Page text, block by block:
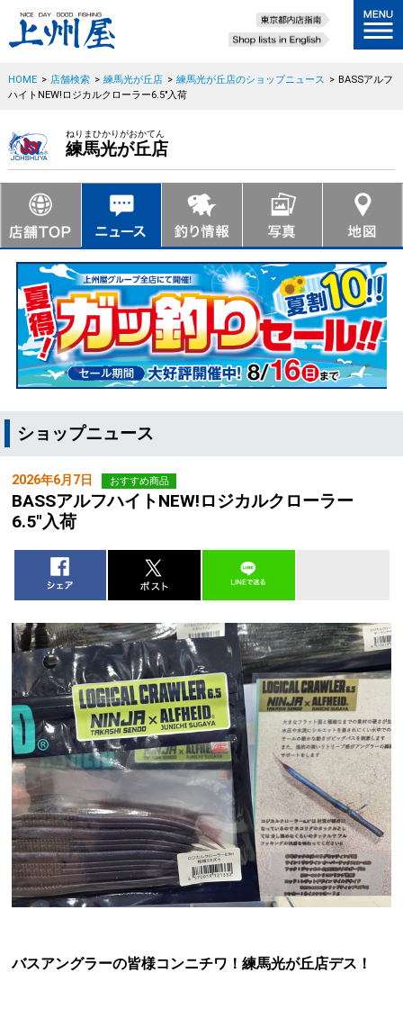
HOME > 店舗検索 > 練馬光が丘店 > 練馬光が丘店のショップニュース > BASSアルフ
ハイトNEW!ロジカルクローラー6.5"入荷
ねりまひかりがおかてん
練馬光が丘店
ショップニュース
2026年6月7日 おすすめ商品
BASSアルフハイトNEW!ロジカルクローラー
6.5"入荷
バスアングラーの皆様コンニチワ！練馬光が丘店デス！